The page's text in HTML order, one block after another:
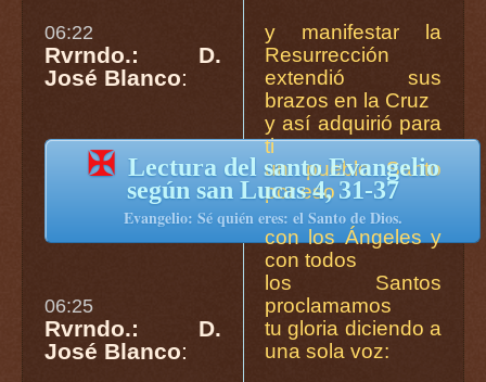
06:22
Rvrndo.: D.
José Blanco:
✠ Lectura del santo Evangelio
según san Lucas 4, 31-37
Evangelio: Sé quién eres: el Santo de Dios.
06:25
Rvrndo.: D.
José Blanco:
y manifestar la
Resurrección
extendió sus
brazos en la Cruz
y así adquirió para
ti
un pueblo Santo
por eso
con los Ángeles y
con todos
los Santos
proclamamos
tu gloria diciendo a
una sola voz: